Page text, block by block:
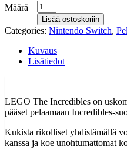
Määrä
Lisää ostoskoriin
Categories: Nintendo Switch,
Kuvaus
Lisätiedot
LEGO The Incredibles on
pääset pelaamaan Incredibles-
Kukista rikolliset yhdistämällä
kanssa ja koe unohtumattomat